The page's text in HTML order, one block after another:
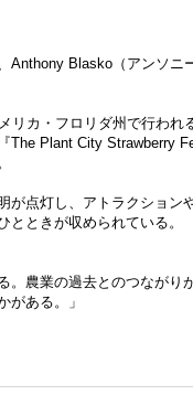
Anthony Blasko（アンソニ
リカ・フロリダ州で行われ
The Plant City Strawberry
が点灯し、アトラクション
とときが収められている。
。農業の過去とのつながり
がある。」